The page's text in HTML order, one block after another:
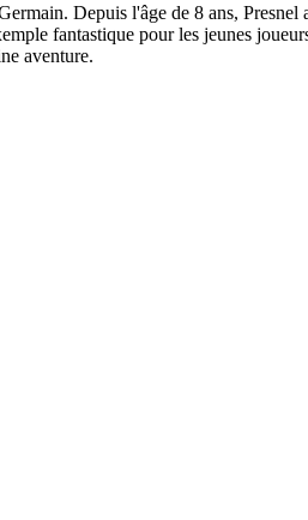
Depuis l'âge de 8 ans,
fantastique pour les jeunes
aventure.